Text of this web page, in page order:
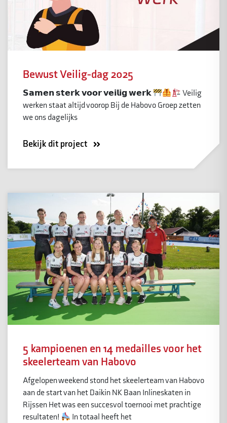
Bewust Veilig-dag 2025
𝗦𝗮𝗺𝗲𝗻 𝘀𝘁𝗲𝗿𝗸 𝘃𝗼𝗼𝗿 𝘃𝗲𝗶𝗹𝗶𝗴 𝘄𝗲𝗿𝗸
Veilig
werken staat altijd voorop Bij de Habovo Groep zetten
we ons dagelijks
Bekijk dit project
5 kampioenen en 14 medailles voor het
skeelerteam van Habovo
Afgelopen weekend stond het skeelerteam van Habovo
aan de start van het Daikin NK Baan Inlineskaten in
Rijssen Het was een succesvol toernooi met prachtige
resultaten!
In totaal heeft het